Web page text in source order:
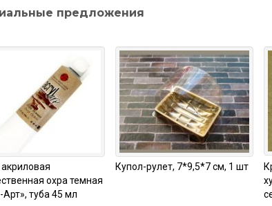
предложения
акриловая
охра темная
туба 45 мл
Купол-рулет, 7*9,5*7 см, 1 шт